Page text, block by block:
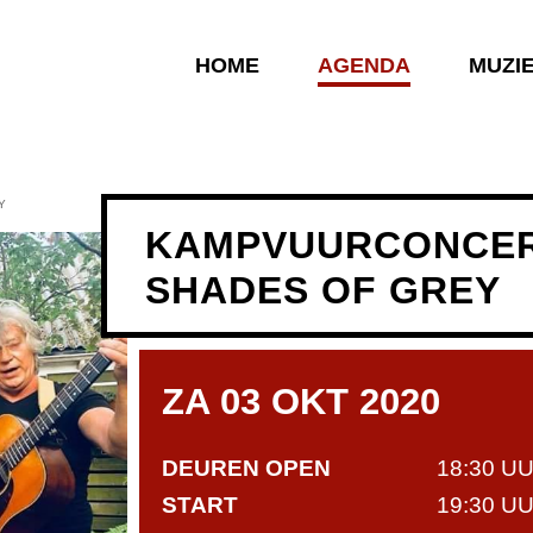
HOME AGENDA
SHADES OF GREY
ZA 03 OKT 2020
DEUREN OPEN
18:30
START
19:30